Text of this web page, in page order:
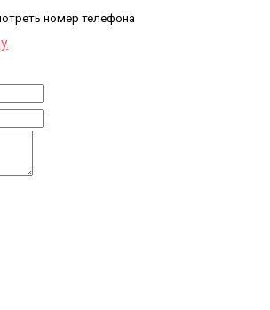
номер телефона